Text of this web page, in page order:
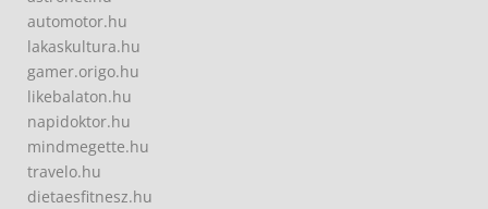
automotor.hu
lakaskultura.hu
gamer.origo.hu
likebalaton.hu
napidoktor.hu
mindmegette.hu
travelo.hu
dietaesfitnesz.hu